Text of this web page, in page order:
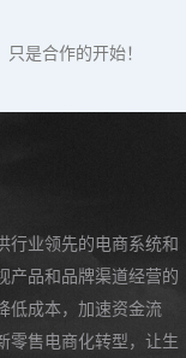
是合作的开始！
行业领先的电商系统和
产品和品牌渠道经营的
低成本，加速资金流
零售电商化转型，让生